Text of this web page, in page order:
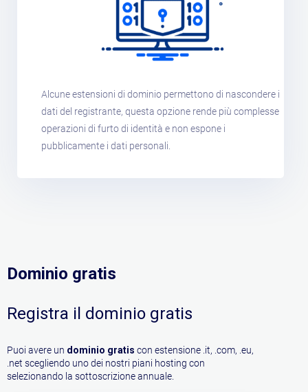
Alcune estensioni di dominio permettono di nascondere i
dati del registrante, questa opzione rende più complesse
operazioni di furto di identità e non espone i
pubblicamente i dati personali.
Dominio gratis
Registra il dominio gratis
Puoi avere un dominio gratis con estensione .it, .com, .eu,
.net scegliendo uno dei nostri piani hosting con
selezionando la sottoscrizione annuale.